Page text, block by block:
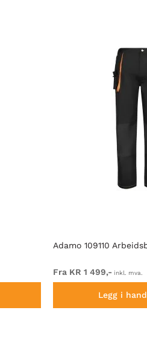
Adamo 109110
Fra KR 1 499,- inkl. mva.
Legg i